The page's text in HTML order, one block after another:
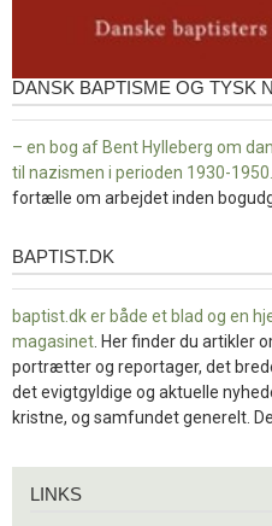
DANSK BAPTISME OG TYSK
– en bog af Bent Hylleberg om
til nazismen i perioden 1930-
fortælle om arbejdet inden
baptist.dk
BAPTIST.DK
baptist.dk er både et blad og en
magasinet . Her finder du artikler
portrætter og reportager, det
det evigtgyldige og aktuelle
kristne, og samfundet generelt.
LINKS